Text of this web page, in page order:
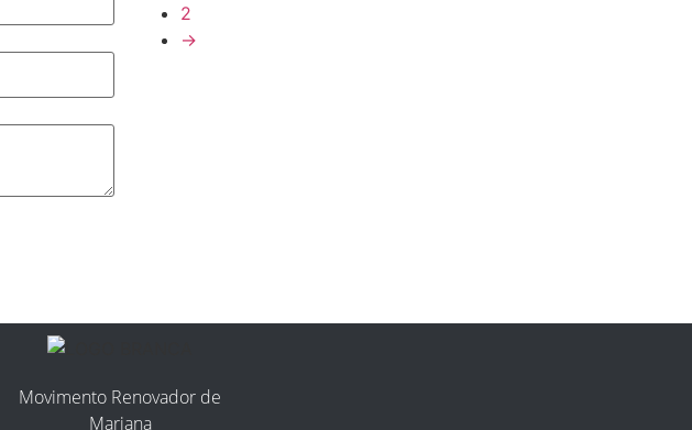
2
→
Movimento Renovador de
Mariana